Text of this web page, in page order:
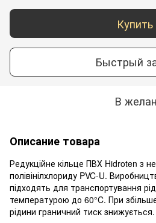
Купить
Быстрый
В
Описание товара
Редукційне кільце ПВХ Hidroten з
полівінілхлориду PVC-U.
підходять для транспортування
температурою до 60°C. При
рідини граничний тиск знижується.